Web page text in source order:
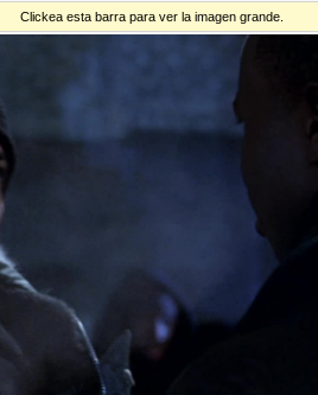
Clickea esta barra para ver la imagen grande.